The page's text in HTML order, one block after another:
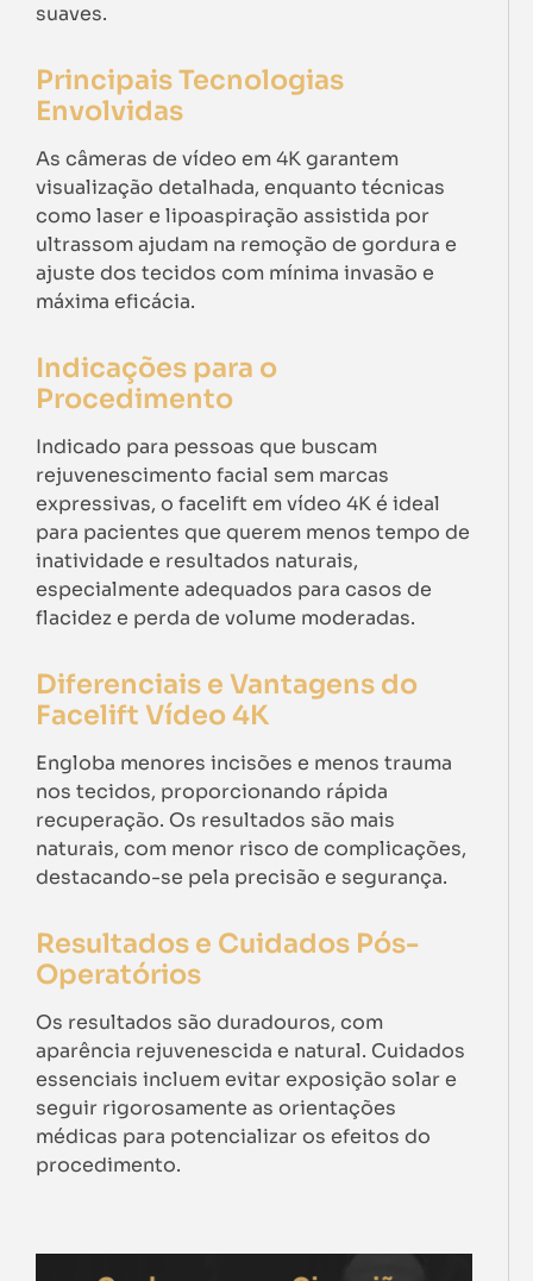
suaves.
Principais Tecnologias
Envolvidas
As câmeras de vídeo em 4K garantem
visualização detalhada, enquanto técnicas
como laser e lipoaspiração assistida por
ultrassom ajudam na remoção de gordura e
ajuste dos tecidos com mínima invasão e
máxima eficácia.
Indicações para o
Procedimento
Indicado para pessoas que buscam
rejuvenescimento facial sem marcas
expressivas, o facelift em vídeo 4K é ideal
para pacientes que querem menos tempo de
inatividade e resultados naturais,
especialmente adequados para casos de
flacidez e perda de volume moderadas.
Diferenciais e Vantagens do
Facelift Vídeo 4K
Engloba menores incisões e menos trauma
nos tecidos, proporcionando rápida
recuperação. Os resultados são mais
naturais, com menor risco de complicações,
destacando-se pela precisão e segurança.
Resultados e Cuidados Pós-
Operatórios
Os resultados são duradouros, com
aparência rejuvenescida e natural. Cuidados
essenciais incluem evitar exposição solar e
seguir rigorosamente as orientações
médicas para potencializar os efeitos do
procedimento.